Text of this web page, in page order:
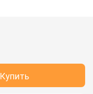
Купить